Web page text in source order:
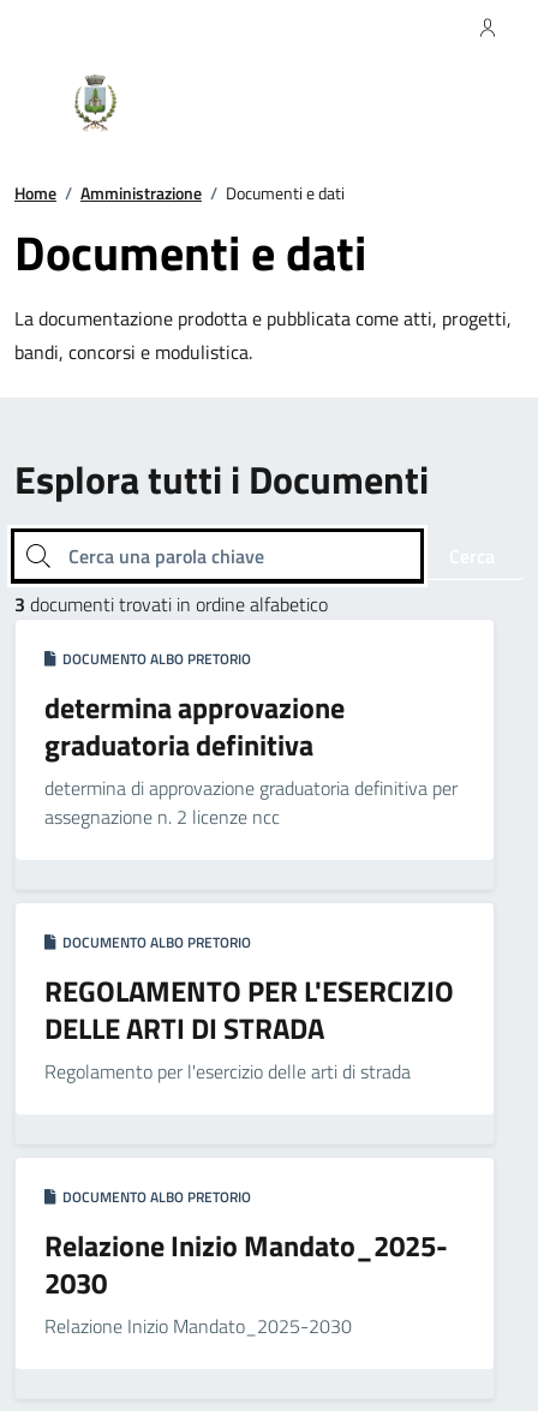
Home / Amministrazione / Documenti e dati
Documenti e dati
La documentazione prodotta e pubblicata come atti, progetti,
bandi, concorsi e modulistica.
Esplora tutti i Documenti
Cerca una parola chiave
3 documenti trovati in ordine alfabetico
DOCUMENTO ALBO PRETORIO
determina approvazione
graduatoria definitiva
determina di approvazione graduatoria definitiva per
assegnazione n. 2 licenze ncc
DOCUMENTO ALBO PRETORIO
REGOLAMENTO PER L'ESERCIZIO
DELLE ARTI DI STRADA
Regolamento per l'esercizio delle arti di strada
DOCUMENTO ALBO PRETORIO
Relazione Inizio Mandato_2025-
2030
Relazione Inizio Mandato_2025-2030